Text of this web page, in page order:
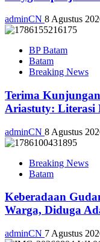
adminCN 8 Agustus
BP Batam
Batam
Breaking News
Terima
Ariastuty: Literasi
adminCN 8 Agustus
Breaking News
Batam
Keberadaan
Warga, Diduga
adminCN 7 Agustus